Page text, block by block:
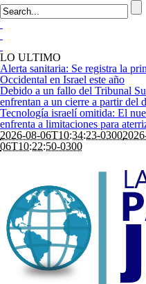
LO ULTIMO
Alerta sanitaria: Se registra la
Occidental en Israel este año
Debido a un fallo del Tribunal
enfrentan a un cierre a partir del
Tecnología israelí omitida: El
enfrenta a limitaciones para
2026-08-06T10:34:23-0300
06T10:22:50-0300